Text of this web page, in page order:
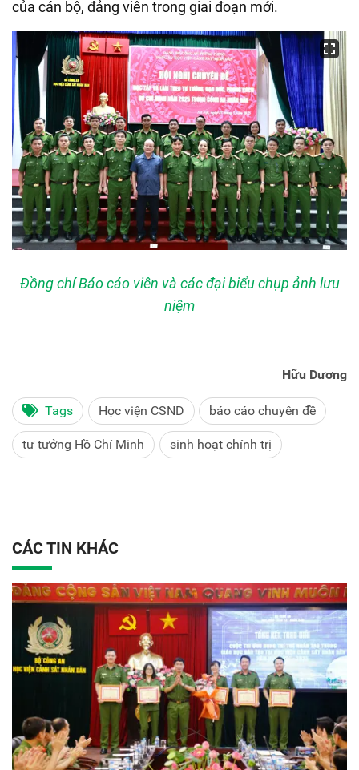
của cán bộ, đảng viên trong giai đoạn mới.
Đồng chí Báo cáo viên và các đại biểu chụp ảnh lưu
niệm
Hữu Dương
Tags Học viện CSND báo cáo chuyên đề
tư tưởng Hồ Chí Minh sinh hoạt chính trị
CÁC TIN KHÁC